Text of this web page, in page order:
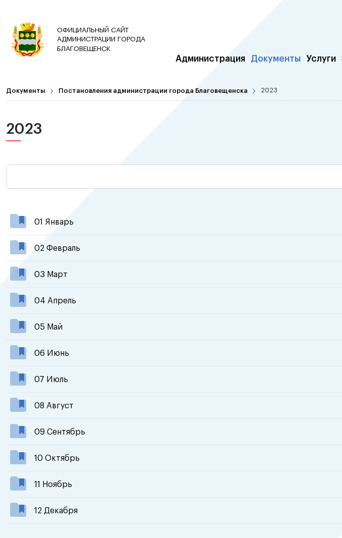
ОФИЦИАЛЬНЫЙ САЙТ
АДМИНИСТРАЦИИ ГОРОДА
БЛАГОВЕЩЕНСК
Администрация Документы Услуги
Документы Постановления администрации города Благовещенска 2023
2023
01 Январь
02 Февраль
03 Март
04 Апрель
05 Май
06 Июнь
07 Июль
08 Август
09 Сентябрь
10 Октябрь
11 Ноябрь
12 Декабря